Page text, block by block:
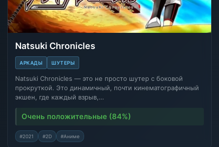
Natsuki Chronicles
АРКАДЫ ШУТЕРЫ
Natsuki Chronicles — это не просто шутер с боковой
прокруткой. Это динамичный, почти кинематографичный
экшен, где каждый взрыв,…
Очень положительные (84%)
#2021 #2D #Аниме